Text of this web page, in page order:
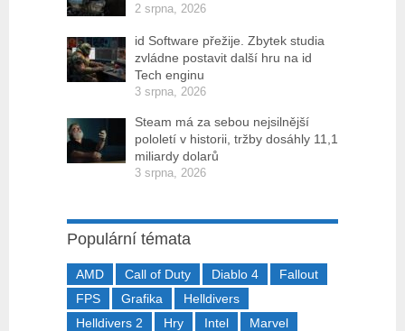
2 srpna, 2026
id Software přežije. Zbytek studia
zvládne postavit další hru na id
Tech enginu
3 srpna, 2026
Steam má za sebou nejsilnější
pololetí v historii, tržby dosáhly 11,1
miliardy dolarů
3 srpna, 2026
Populární témata
AMD Call of Duty Diablo 4
Fallout
FPS
Grafika
Helldivers
Helldivers 2
Hry Intel
Marvel